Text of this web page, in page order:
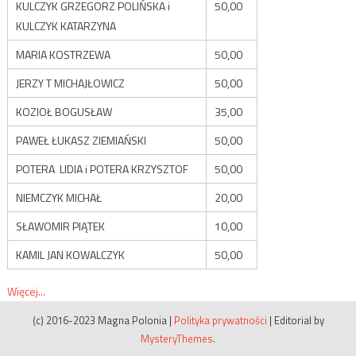
KULCZYK GRZEGORZ POLIŃSKA i
KULCZYK KATARZYNA
50,00
MARIA KOSTRZEWA
50,00
JERZY T MICHAJŁOWICZ
50,00
KOZIOŁ BOGUSŁAW
35,00
PAWEŁ ŁUKASZ ZIEMIAŃSKI
50,00
POTERA LIDIA i POTERA KRZYSZTOF
50,00
NIEMCZYK MICHAŁ
20,00
SŁAWOMIR PIĄTEK
10,00
KAMIL JAN KOWALCZYK
50,00
Więcej...
(c) 2016-2023 Magna Polonia | Polityka prywatności | Editorial by
MysteryThemes.